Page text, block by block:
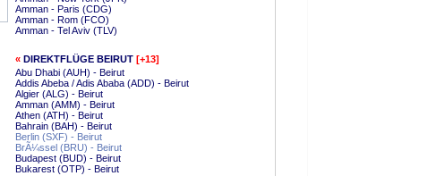
Amman - Paris (CDG)
Amman - Rom (FCO)
Amman - Tel Aviv (TLV)
« DIREKTFLÜGE BEIRUT [+13]
Abu Dhabi (AUH) - Beirut
Addis Abeba / Adis Ababa (ADD) - Beirut
Algier (ALG) - Beirut
Amman (AMM) - Beirut
Athen (ATH) - Beirut
Bahrain (BAH) - Beirut
Berlin (SXF) - Beirut
BrÃ¼ssel (BRU) - Beirut
Budapest (BUD) - Beirut
Bukarest (OTP) - Beirut